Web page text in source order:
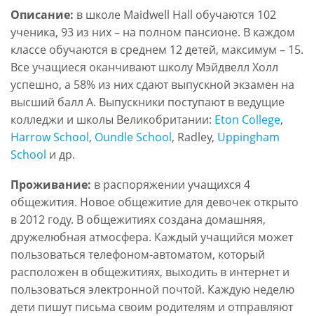
Описание: в школе Maidwell Hall обучаются 102
ученика, 93 из них – на полном пансионе. В каждом
классе обучаются в среднем 12 детей, максимум – 15.
Все учащиеся оканчивают школу Мэйдвелл Холл
успешно, а 58% из них сдают выпускной экзамен на
высший балл А. Выпускники поступают в ведущие
колледжи и школы Великобритании: Eton College,
Harrow School, Oundle School, Radley, Uppingham
School и др.
Проживание: в распоряжении учащихся 4
общежития. Новое общежитие для девочек открыто
в 2012 году. В общежитиях создана домашняя,
дружелюбная атмосфера. Каждый учащийся может
пользоваться телефоном-автоматом, который
расположен в общежитиях, выходить в интернет и
пользоваться электронной почтой. Каждую неделю
дети пишут письма своим родителям и отправляют